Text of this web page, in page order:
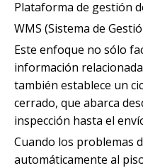
Plataforma de gestión
WMS (Sistema de
Este enfoque no sólo
información
también establece un
cerrado, que abarca
inspección hasta el
Cuando los problemas
automáticamente al